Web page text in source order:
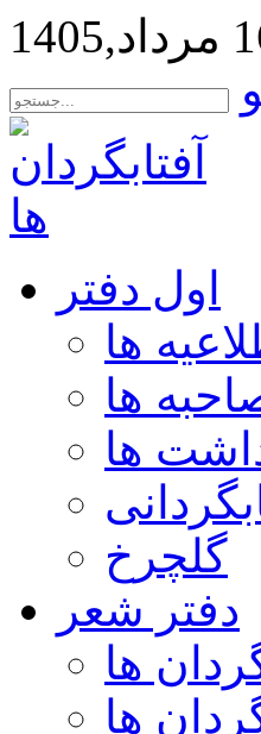
اول دفتر
ها
ها
ها
گلچرخ
دفتر شعر
ها
ها